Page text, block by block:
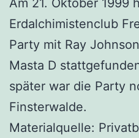
Am 21. Oktober 1999
Erdalchimistenclub
Party mit Ray
Masta D
später war die Party
Finsterwalde.
Materialquelle: